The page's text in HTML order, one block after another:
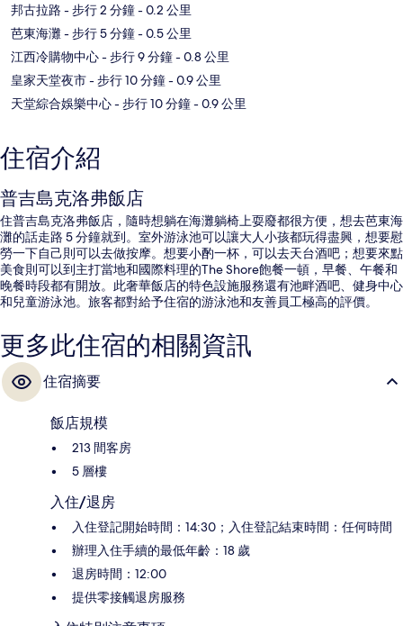
邦古拉路 - 步行 2 分鐘- 0.2 公里
芭東海灘- 步行 5 分鐘- 0.5 公里
江西冷購物中心- 步行 9 分鐘- 0.8 公里
皇家天堂夜市- 步行 10 分鐘- 0.9 公里
天堂綜合娛樂中心- 步行 10 分鐘- 0.9 公里
住宿介紹
普吉島克洛弗飯店
住普吉島克洛弗飯店，隨時想躺在海灘躺椅上耍廢都很方便，想去芭東海
灘的話走路 5 分鐘就到。室外游泳池可以讓大人小孩都玩得盡興，想要慰
勞一下自己則可以去做按摩。想要小酌一杯，可以去天台酒吧；想要來點
美食則可以到主打當地和國際料理的The Shore飽餐一頓，早餐、午餐和
晚餐時段都有開放。此奢華飯店的特色設施服務還有池畔酒吧、健身中心
和兒童游泳池。旅客都對給予住宿的游泳池和友善員工極高的評價。
更多此住宿的相關資訊
住宿摘要
飯店規模
213 間客房
5 層樓
入住/退房
入住登記開始時間：14:30；入住登記結束時間：任何時間
辦理入住手續的最低年齡：18 歲
退房時間：12:00
提供零接觸退房服務